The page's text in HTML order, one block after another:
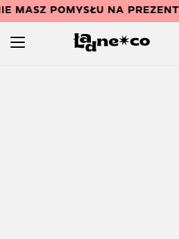
MASZ POMYSŁU NA